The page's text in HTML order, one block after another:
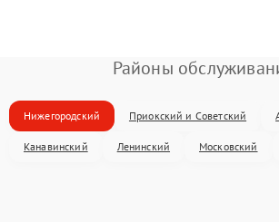
Районы
Нижегородский Приокский и Советский
Канавинский Ленинский Московский